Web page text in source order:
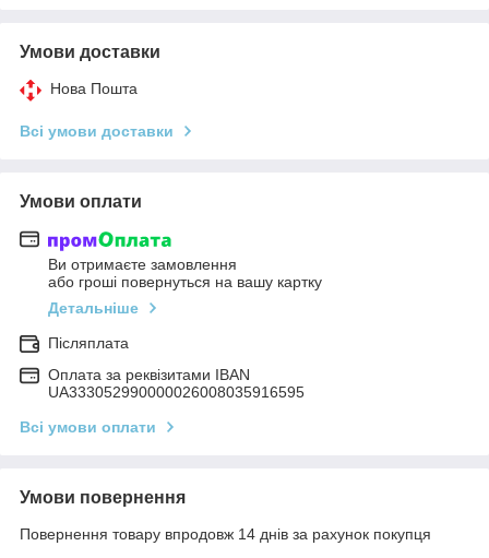
Умови доставки
Нова Пошта
Всі умови доставки
Умови оплати
Ви отримаєте замовлення
або гроші повернуться на вашу картку
Детальніше
Післяплата
Оплата за реквізитами IBAN
UA333052990000026008035916595
Всі умови оплати
Умови повернення
Повернення товару впродовж 14 днів за рахунок покупця